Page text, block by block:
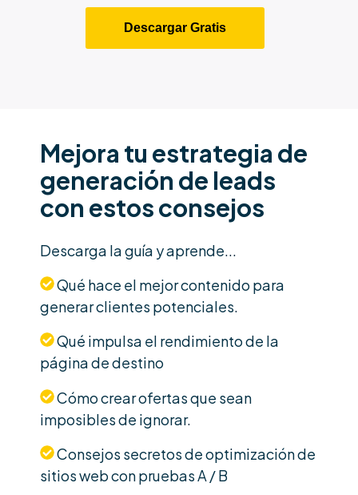
Mejora tu estrategia de
generación de leads
con estos consejos
Descarga la guía y aprende...
Qué hace el mejor contenido para
generar clientes potenciales.
Qué impulsa el rendimiento de la
página de destino
Cómo crear ofertas que sean
imposibles de ignorar.
Consejos secretos de optimización de
sitios web con pruebas A / B